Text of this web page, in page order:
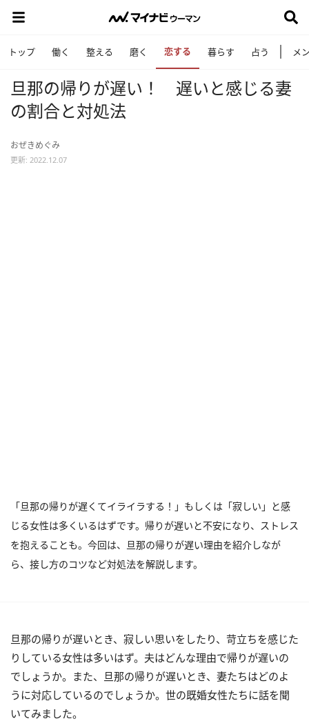
トップ 働く 整える 磨く 恋する 暮らす 占う メ
旦那の帰りが遅い！ 遅いと感じる妻
の割合と対処法
おぜきめぐみ
更新: 2022.12.07
「旦那の帰りが遅くてイライラする！」もしくは「寂しい」と感
じる女性は多くいるはずです。帰りが遅いと不安になり、ストレス
を抱えることも。今回は、旦那の帰りが遅い理由を紹介しなが
ら、接し方のコツなど対処法を解説します。
旦那の帰りが遅いとき、寂しい思いをしたり、苛立ちを感じた
りしている女性は多いはず。夫はどんな理由で帰りが遅いの
でしょうか。また、旦那の帰りが遅いとき、妻たちはどのよ
うに対応しているのでしょうか。世の既婚女性たちに話を聞
いてみました。